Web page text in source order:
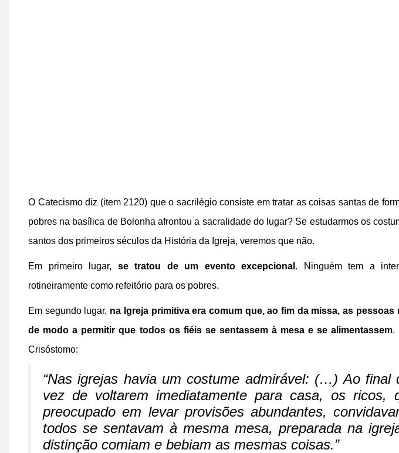
O Catecismo diz (item 2120) que o sacrilégio consiste em tratar as coisas santas de
pobres na basílica de Bolonha afrontou a sacralidade do lugar? Se estudarmos os
santos dos primeiros séculos da História da Igreja, veremos que não.
Em primeiro lugar, se tratou de um evento excepcional . Ninguém tem a
rotineiramente como refeitório para os pobres.
Em segundo lugar, na Igreja primitiva era comum que, ao fim da missa, as pessoas
de modo a permitir que todos os fiéis se sentassem à mesa e se alimentassem.
Crisóstomo:
“Nas igrejas havia um costume admirável: (…) Ao final
vez de voltarem imediatamente para casa, os ricos,
preocupado em levar provisões abundantes,
todos se sentavam à mesma mesa, preparada na
distinção comiam e bebiam as mesmas coisas.”